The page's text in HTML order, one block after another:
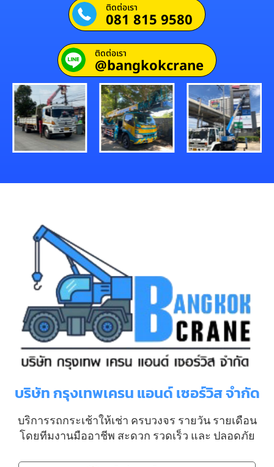
ติดต่อเรา
081 815 9580
ติดต่อเรา
@bangkokcrane
บริษัท กรุงเทพเครน แอนด์ เซอร์วิส จำกัด
บริการรถกระเช้าให้เช่า ครบวงจร รายวัน รายเดือน
โดยทีมงานมืออาชีพ สะดวก รวดเร็ว และ ปลอดภัย